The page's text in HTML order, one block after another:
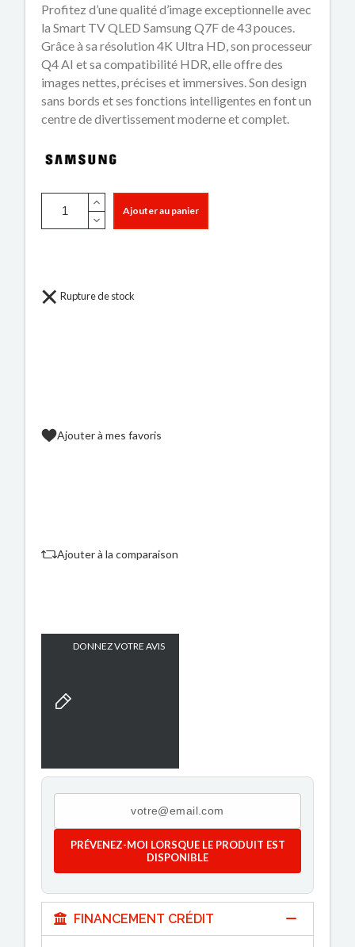
Profitez d’une qualité d’image exceptionnelle avec
la Smart TV QLED Samsung Q7F de 43 pouces.
Grâce à sa résolution 4K Ultra HD, son processeur
Q4 AI et sa compatibilité HDR, elle offre des
images nettes, précises et immersives. Son design
sans bords et ses fonctions intelligentes en font un
centre de divertissement moderne et complet.
Ajouter au panier
Rupture de stock
Ajouter à mes favoris
Ajouter à la comparaison
DONNEZ VOTRE AVIS
PRÉVENEZ-MOI LORSQUE LE PRODUIT EST
DISPONIBLE
FINANCEMENT CRÉDIT